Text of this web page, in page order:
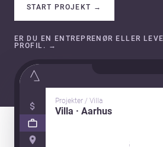
START PROJEKT →
ER DU EN ENTREPRENØR ELLER
PROFIL.
→
Projekter / Villa
Villa · Aarhus